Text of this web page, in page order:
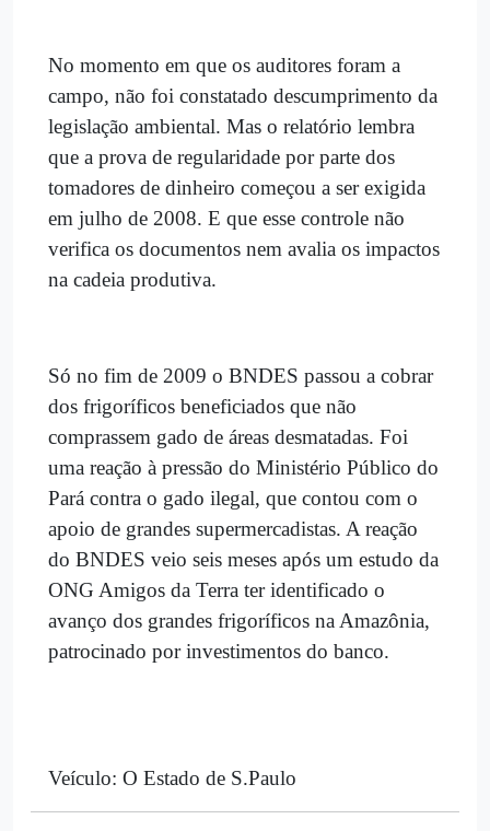
No momento em que os auditores foram a
campo, não foi constatado descumprimento da
legislação ambiental. Mas o relatório lembra
que a prova de regularidade por parte dos
tomadores de dinheiro começou a ser exigida
em julho de 2008. E que esse controle não
verifica os documentos nem avalia os impactos
na cadeia produtiva.
Só no fim de 2009 o BNDES passou a cobrar
dos frigoríficos beneficiados que não
comprassem gado de áreas desmatadas. Foi
uma reação à pressão do Ministério Público do
Pará contra o gado ilegal, que contou com o
apoio de grandes supermercadistas. A reação
do BNDES veio seis meses após um estudo da
ONG Amigos da Terra ter identificado o
avanço dos grandes frigoríficos na Amazônia,
patrocinado por investimentos do banco.
Veículo: O Estado de S.Paulo